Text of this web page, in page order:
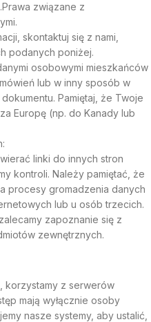
związane z
skontaktuj się z nami,
podanych poniżej.
osobowymi mieszkańców
lub w inny sposób w
Pamiętaj, że Twoje
Europę (np. do Kanady lub
linki do innych stron
kontroli. Należy pamiętać, że
procesy gromadzenia danych
lub u osób trzecich.
zapoznanie się z
zewnętrznych.
korzystamy z serwerów
mają wyłącznie osoby
nasze systemy, aby ustalić,